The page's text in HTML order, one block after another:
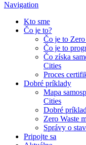
Navigation
Kto sme
Čo je to?
Čo je to Zero
Čo je to
Čo získa
Cities
Proces
Dobré príklady
Mapa
Cities
Dobré
Zero Waste
Správy o
Pripojte sa